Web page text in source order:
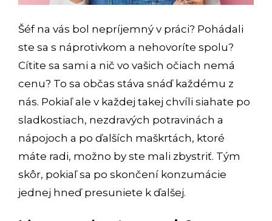
Šéf na vás bol nepríjemný v práci? Pohádali
ste sa s náprotivkom a nehovoríte spolu?
Cítite sa sami a nič vo vašich očiach nemá
cenu? To sa občas stáva snáď každému z
nás. Pokiaľ ale v každej takej chvíli siahate po
sladkostiach, nezdravých potravinách a
nápojoch a po ďalších maškrtách, ktoré
máte radi, možno by ste mali zbystriť. Tým
skôr, pokiaľ sa po skončení konzumácie
jednej hneď presuniete k ďalšej.